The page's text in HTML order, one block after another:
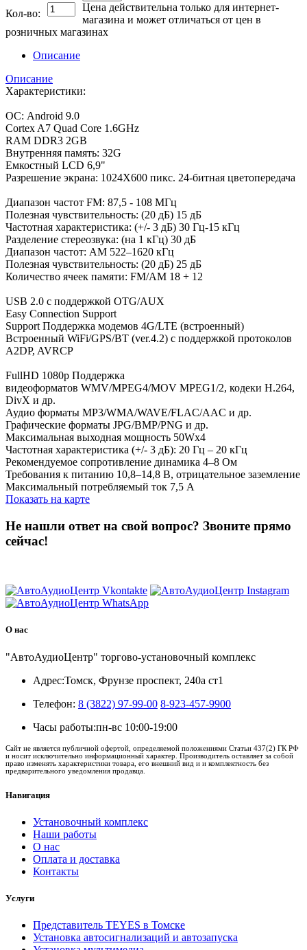
Кол-во:
Цена действительна только для интернет-
магазина и может отличаться от цен в
розничных магазинах
Описание
Описание
Характеристики:
ОС: Android 9.0
Cortex A7 Quad Core 1.6GHz
RAM DDR3 2GB
Внутренняя память: 32G
Емкостный LCD 6,9"
Разрешение экрана: 1024X600 пикс. 24-битная цветопередача
Диапазон частот FM: 87,5 - 108 МГц
Полезная чувствительность: (20 дБ) 15 дБ
Частотная характеристика: (+/- 3 дБ) 30 Гц-15 кГц
Разделение стереозвука: (на 1 кГц) 30 дБ
Диапазон частот: AM 522–1620 кГц
Полезная чувствительность: (20 дБ) 25 дБ
Количество ячеек памяти: FM/AM 18 + 12
USB 2.0 с поддержкой OTG/AUX
Easy Connection Support
Support Поддержка модемов 4G/LTE (встроенный)
Встроенный WiFi/GPS/BT (ver.4.2) с поддержкой протоколов
A2DP, AVRCP
FullHD 1080p Поддержка
видеоформатов WMV/MPEG4/MOV MPEG1/2, кодеки H.264,
DivX и др.
Аудио форматы MP3/WMA/WAVE/FLAC/AAC и др.
Графические форматы JPG/BMP/PNG и др.
Максимальная выходная мощность 50Wx4
Частотная характеристика (+/- 3 дБ): 20 Гц – 20 кГц
Рекомендуемое сопротивление динамика 4–8 Ом
Требования к питанию 10,8–14,8 В, отрицательное заземление
Максимальный потребляемый ток 7,5 А
Показать на карте
Не нашли ответ на свой вопрос? Звоните прямо
сейчас!
О нас
"АвтоАудиоЦентр" торгово-установочный комплекс
Адрес:Томск, Фрунзе проспект, 240а ст1
Телефон: 8 (3822) 97-99-00 8-923-457-9900
Часы работы:пн-вс 10:00-19:00
Сайт не является публичной офертой, определяемой положениями Статьи 437(2) ГК РФ
и носит исключительно информационный характер. Производитель оставляет за собой
право изменять характеристики товара, его внешний вид и и комплектность без
предварительного уведомления продавца.
Навигация
Установочный комплекс
Наши работы
О нас
Оплата и доставка
Контакты
Услуги
Представитель TEYES в Томске
Установка автосигнализаций и автозапуска